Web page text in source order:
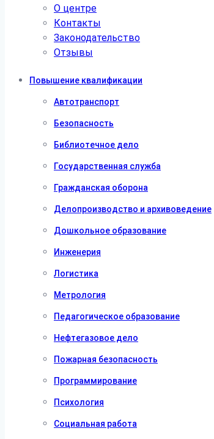
О центре
Контакты
Законодательство
Отзывы
Повышение квалификации
Автотранспорт
Безопасность
Библиотечное дело
Государственная служба
Гражданская оборона
Делопроизводство и архивоведение
Дошкольное образование
Инженерия
Логистика
Метрология
Педагогическое образование
Нефтегазовое дело
Пожарная безопасность
Программирование
Психология
Социальная работа